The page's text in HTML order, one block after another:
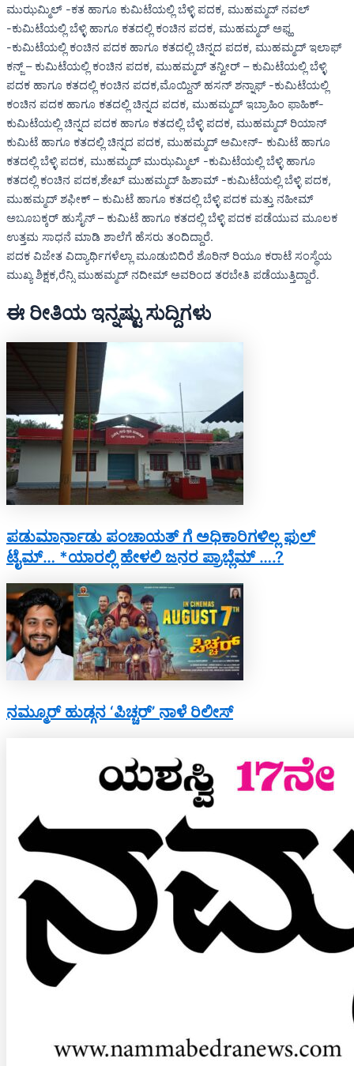
ಮುಝಮ್ಮಿಲ್ -ಕತ ಹಾಗೂ ಕುಮಿಟೆಯಲ್ಲಿ ಬೆಳ್ಳಿ ಪದಕ, ಮುಹಮ್ಮದ್ ನವಲ್
-ಕುಮಿಟೆಯಲ್ಲಿ ಬೆಳ್ಳಿ ಹಾಗೂ ಕತದಲ್ಲಿ ಕಂಚಿನ ಪದಕ, ಮುಹಮ್ಮದ್ ಅಫ್ಹ
-ಕುಮಿಟೆಯಲ್ಲಿ ಕಂಚಿನ ಪದಕ ಹಾಗೂ ಕತದಲ್ಲಿ ಚಿನ್ನದ ಪದಕ, ಮುಹಮ್ಮದ್ ಇಲಾಫ್
ಕನ್ಜ್ – ಕುಮಿಟೆಯಲ್ಲಿ ಕಂಚಿನ ಪದಕ, ಮುಹಮ್ಮದ್ ತನ್ವೀರ್ – ಕುಮಿಟೆಯಲ್ಲಿ ಬೆಳ್ಳಿ
ಪದಕ ಹಾಗೂ ಕತದಲ್ಲಿ ಕಂಚಿನ ಪದಕ,ಮೊಯ್ದಿನ್ ಹಸನ್ ಶನ್ನಾಫ್ -ಕುಮಿಟೆಯಲ್ಲಿ
ಕಂಚಿನ ಪದಕ ಹಾಗೂ ಕತದಲ್ಲಿ ಚಿನ್ನದ ಪದಕ, ಮುಹಮ್ಮದ್ ಇಬ್ರಾಹಿಂ ಫಾಹಿಕ್-
ಕುಮಿಟೆಯಲ್ಲಿ ಚಿನ್ನದ ಪದಕ ಹಾಗೂ ಕತದಲ್ಲಿ ಬೆಳ್ಳಿ ಪದಕ, ಮುಹಮ್ಮದ್ ರಿಯಾನ್
ಕುಮಿಟೆ ಹಾಗೂ ಕತದಲ್ಲಿ ಚಿನ್ನದ ಪದಕ, ಮುಹಮ್ಮದ್ ಅಮೀನ್- ಕುಮಿಟೆ ಹಾಗೂ
ಕತದಲ್ಲಿ ಬೆಳ್ಳಿ ಪದಕ, ಮುಹಮ್ಮದ್ ಮುಝಮ್ಮಿಲ್ -ಕುಮಿಟೆಯಲ್ಲಿ ಬೆಳ್ಳಿ ಹಾಗೂ
ಕತದಲ್ಲಿ ಕಂಚಿನ ಪದಕ,ಶೇಖ್ ಮುಹಮ್ಮದ್ ಹಿಶಾಮ್ -ಕುಮಿಟೆಯಲ್ಲಿ ಬೆಳ್ಳಿ ಪದಕ,
ಮುಹಮ್ಮದ್ ಶಫೀಕ್ – ಕುಮಿಟೆ ಹಾಗೂ ಕತದಲ್ಲಿ ಬೆಳ್ಳಿ ಪದಕ ಮತ್ತು ನಹೀಮ್
ಅಬೂಬಕ್ಕರ್ ಹುಸೈನ್ – ಕುಮಿಟೆ ಹಾಗೂ ಕತದಲ್ಲಿ ಬೆಳ್ಳಿ ಪದಕ ಪಡೆಯುವ ಮೂಲಕ
ಉತ್ತಮ ಸಾಧನೆ ಮಾಡಿ ಶಾಲೆಗೆ ಹೆಸರು ತಂದಿದ್ದಾರೆ.
ಪದಕ ವಿಜೇತ ವಿದ್ಯಾರ್ಥಿಗಳೆಲ್ಲಾ ಮೂಡುಬಿದಿರೆ ಶೊರಿನ್ ರಿಯೂ ಕರಾಟೆ ಸಂಸ್ಥೆಯ
ಮುಖ್ಯ ಶಿಕ್ಷಕ,ರೆನ್ಸಿ ಮುಹಮ್ಮದ್ ನದೀಮ್ ಅವರಿಂದ ತರಬೇತಿ ಪಡೆಯುತ್ತಿದ್ದಾರೆ.
ಈ ರೀತಿಯ ಇನ್ನಷ್ಟು ಸುದ್ದಿಗಳು
ಪಡುಮಾರ್ನಾಡು ಪಂಚಾಯತ್ ಗೆ ಅಧಿಕಾರಿಗಳಿಲ್ಲ ಫುಲ್
ಟೈಮ್… *ಯಾರಲ್ಲಿ ಹೇಳಲಿ ಜನರ ಪ್ರಾಬ್ಲೆಮ್ ….?
ನಮ್ಮೂರ್ ಹುಡ್ಗನ ‘ಪಿಚ್ಚರ್’ ನಾಳೆ ರಿಲೀಸ್